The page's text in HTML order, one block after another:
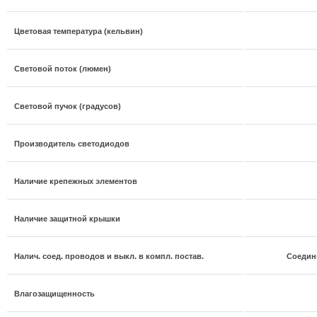
Цветовая температура (кельвин)
Световой поток (люмен)
Световой пучок (градусов)
Производитель светодиодов
Наличие крепежных элементов
Наличие защитной крышки
Налич. соед. проводов и выкл. в компл. постав.
Влагозащищенность